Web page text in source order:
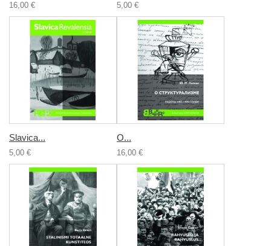
16,00 € 5,00 €
Slavica...
5,00 €
О...
16,00 €